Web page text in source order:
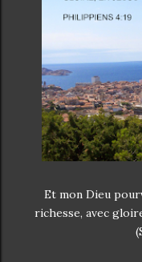
Et mon Dieu
richesse, avec